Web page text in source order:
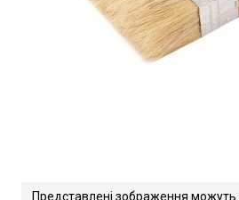
Представлені зображення можуть